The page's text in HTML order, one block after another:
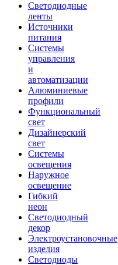
Светодиодные
ленты
Источники
питания
Системы
управления
и
автоматизации
Алюминиевые
профили
Функциональный
свет
Дизайнерский
свет
Системы
освещения
Наружное
освещение
Гибкий
неон
Светодиодный
декор
Электроустановочные
изделия
Светодиоды